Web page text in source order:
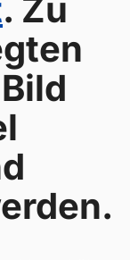
. Zu